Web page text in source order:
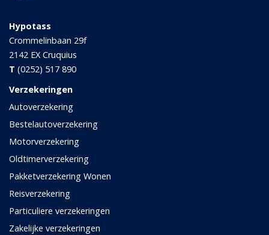
Hypotass
Crommelinbaan 29f
2142 EX Cruquius
T (0252) 517 890
Verzekeringen
Autoverzekering
Bestelautoverzekering
Motorverzekering
Oldtimerverzekering
Pakketverzekering Wonen
Reisverzekering
Particuliere verzekeringen
Zakelijke verzekeringen